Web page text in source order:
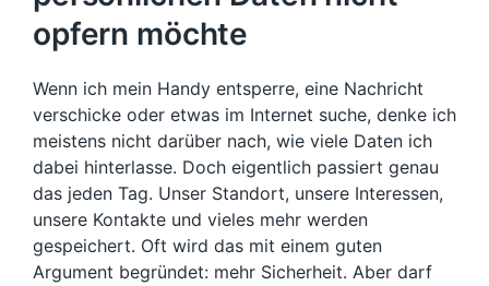
opfern möchte
Wenn ich mein Handy entsperre, eine Nachricht
verschicke oder etwas im Internet suche, denke ich
meistens nicht darüber nach, wie viele Daten ich
dabei hinterlasse. Doch eigentlich passiert genau
das jeden Tag. Unser Standort, unsere Interessen,
unsere Kontakte und vieles mehr werden
gespeichert. Oft wird das mit einem guten
Argument begründet: mehr Sicherheit. Aber darf